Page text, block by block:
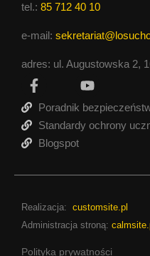
tel.: 85 712 40 10
e-mail:
adres: ul. Augustowska 2,
Poradnik
Standardy ochrony
Blogspot
Realizacja: customsite.pl
Administracja stroną:
Polityka prywatności